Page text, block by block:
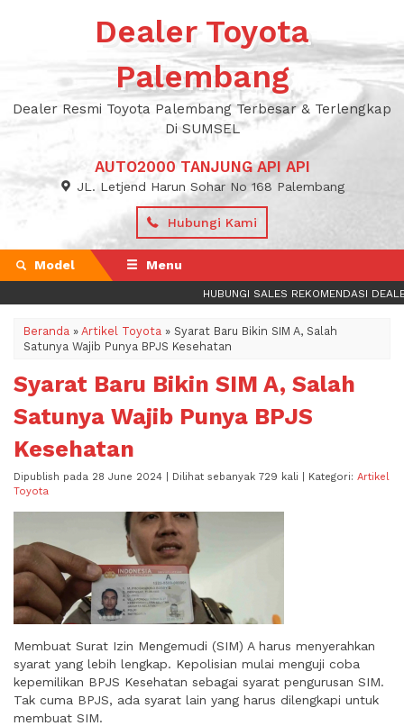
Dealer Toyota
Palembang
Dealer Resmi Toyota Palembang Terbesar & Terlengkap
Di SUMSEL
AUTO2000 TANJUNG API API
JL. Letjend Harun Sohar No 168 Palembang
Hubungi Kami
Model Menu
HUBUNGI SALES REKOMENDASI
Beranda » Artikel Toyota » Syarat Baru Bikin SIM A, Salah
Satunya Wajib Punya BPJS Kesehatan
Syarat Baru Bikin SIM A, Salah
Satunya Wajib Punya BPJS
Kesehatan
Dipublish pada 28 June 2024 | Dilihat sebanyak 729 kali | Kategori: Artikel
Toyota
Membuat Surat Izin Mengemudi (SIM) A harus menyerahkan
syarat yang lebih lengkap. Kepolisian mulai menguji coba
kepemilikan BPJS Kesehatan sebagai syarat pengurusan SIM.
Tak cuma BPJS, ada syarat lain yang harus dilengkapi untuk
membuat SIM.